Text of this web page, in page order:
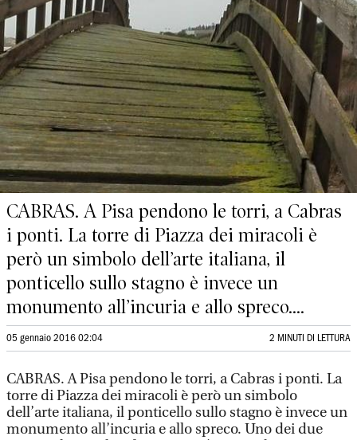
CABRAS. A Pisa pendono le torri, a Cabras
i ponti. La torre di Piazza dei miracoli è
però un simbolo dell’arte italiana, il
ponticello sullo stagno è invece un
monumento all’incuria e allo spreco....
05 gennaio 2016 02:04 2 MINUTI DI LETTURA
CABRAS. A Pisa pendono le torri, a Cabras i ponti. La
torre di Piazza dei miracoli è però un simbolo
dell’arte italiana, il ponticello sullo stagno è invece un
monumento all’incuria e allo spreco. Uno dei due